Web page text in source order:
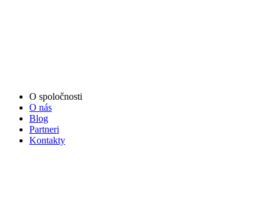
O spoločnosti
O nás
Blog
Partneri
Kontakty